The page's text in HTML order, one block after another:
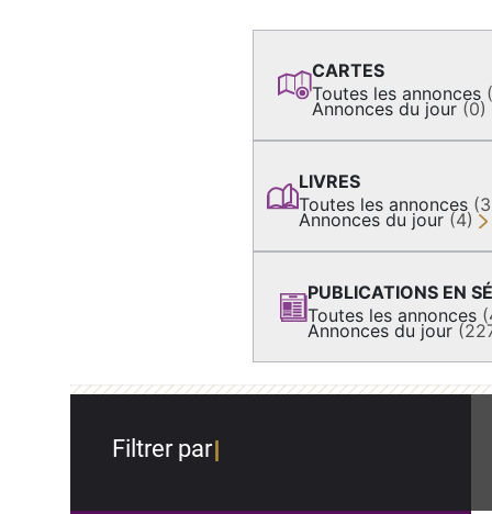
CARTES
Toutes les annonces
Annonces du jour (0)
LIVRES
Toutes les annonces
Annonces du jour (4)
PUBLICATIONS EN
Toutes les annonces
Annonces du jour
Filtrer par